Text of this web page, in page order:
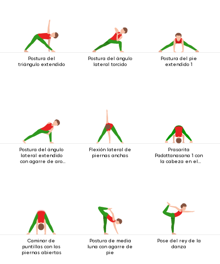
Postura del
triángulo extendido
Postura del ángulo
lateral torcido
Postura del pie
extendido 1
Postura del ángulo
lateral extendido
con agarre de aro
Flexión lateral de
piernas anchas
Prasarita
Padottanasana 1 con
la cabeza en el
Caminar de
puntillas con las
piernas abiertas
Postura de media
luna con agarre de
pie
Pose del rey de la
danza